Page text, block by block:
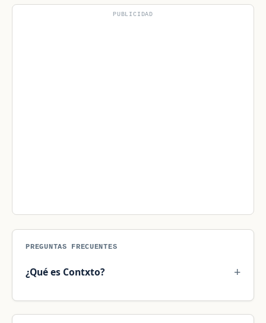
PUBLICIDAD
PREGUNTAS FRECUENTES
¿Qué es Contxto?